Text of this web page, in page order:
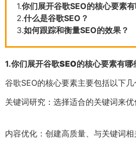
1.你们展开谷歌SEO的核心要素有
2.什么是谷歌SEO？
3.如何跟踪和衡量SEO的效果？
1.你们展开谷歌SEO的核心要素有哪
谷歌SEO的核心要素主要包括以下几
关键词研究：选择适合的关键词来优
内容优化：创建高质量、与关键词相